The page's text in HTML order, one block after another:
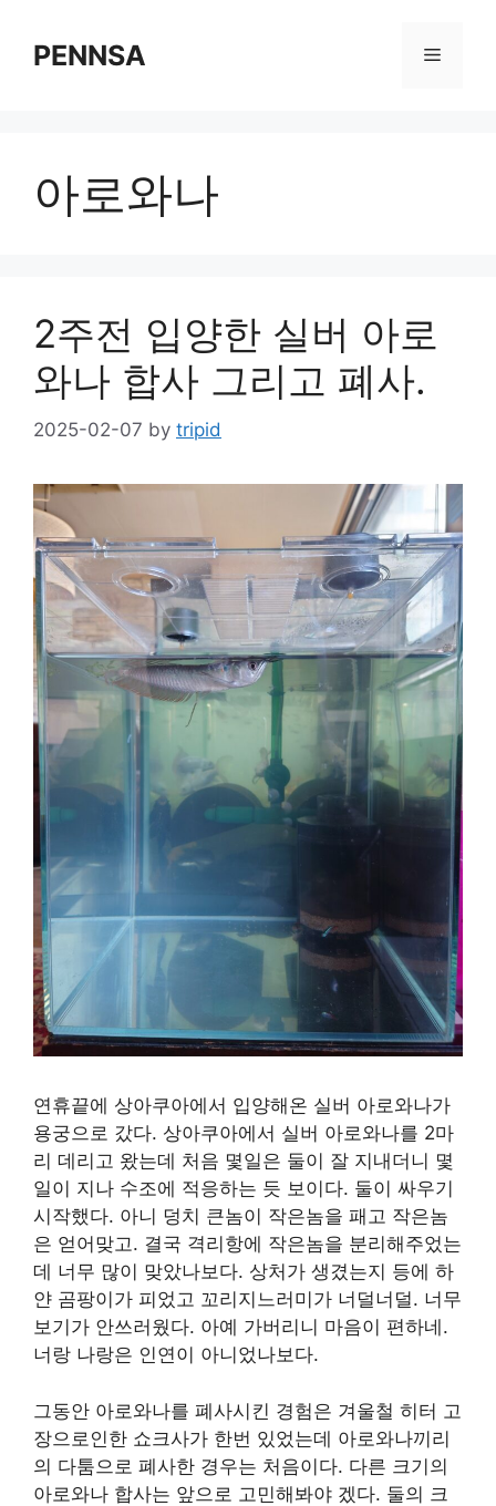
contentPENNSA Menu
아로와나
2주전 입양한 실버 아로
와나 합사 그리고 폐사.
2025-02-07 by tripid
연휴끝에 상아쿠아에서 입양해온 실버 아로와나가
용궁으로 갔다. 상아쿠아에서 실버 아로와나를 2마
리 데리고 왔는데 처음 몇일은 둘이 잘 지내더니 몇
일이 지나 수조에 적응하는 듯 보이다. 둘이 싸우기
시작했다. 아니 덩치 큰놈이 작은놈을 패고 작은놈
은 얻어맞고. 결국 격리항에 작은놈을 분리해주었는
데 너무 많이 맞았나보다. 상처가 생겼는지 등에 하
얀 곰팡이가 피었고 꼬리지느러미가 너덜너덜. 너무
보기가 안쓰러웠다. 아예 가버리니 마음이 편하네.
너랑 나랑은 인연이 아니었나보다.
그동안 아로와나를 폐사시킨 경험은 겨울철 히터 고
장으로인한 쇼크사가 한번 있었는데 아로와나끼리
의 다툼으로 폐사한 경우는 처음이다. 다른 크기의
아로와나 합사는 앞으로 고민해봐야 겠다. 둘의 크